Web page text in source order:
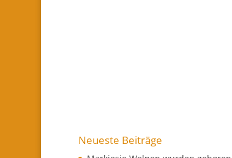
Neueste Beiträge